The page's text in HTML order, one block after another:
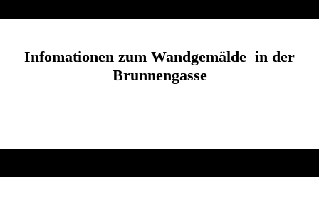
Infomationen zum Wandgemälde in der
Brunnengasse